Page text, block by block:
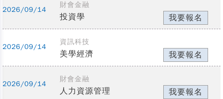
2026/09/14
財會金融
投資學 我要報名
2026/09/14
資訊科技
美學經濟 我要報名
2026/09/14
財會金融
人力資源管理 我要報名